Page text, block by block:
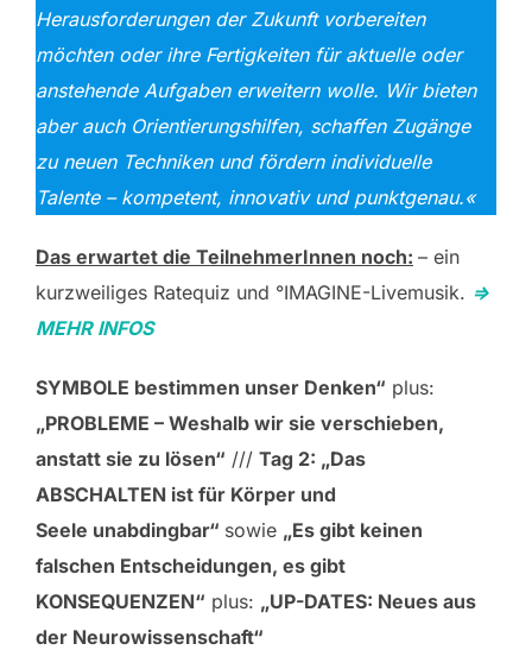
Herausforderungen der Zukunft vorbereiten
möchten oder ihre Fertigkeiten für aktuelle oder
anstehende Aufgaben erweitern wolle. Wir bieten
aber auch Orientierungshilfen, schaffen Zugänge
zu neuen Techniken und fördern individuelle
Talente – kompetent, innovativ und punktgenau.«
Das erwartet die TeilnehmerInnen noch: – ein
kurzweiliges Ratequiz und °IMAGINE-Livemusik. =>
MEHR INFOS
SYMBOLE bestimmen unser Denken“ plus:
„PROBLEME – Weshalb wir sie verschieben,
anstatt sie zu lösen“ /// Tag 2: „Das
ABSCHALTEN ist für Körper und
Seele unabdingbar“ sowie „Es gibt keinen
falschen Entscheidungen, es gibt
KONSEQUENZEN“ plus: „UP-DATES: Neues aus
der Neurowissenschaft“